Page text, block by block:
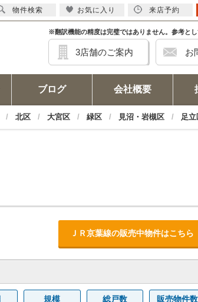
※翻訳機能の精度は完璧ではありません。参考とし
3店舗のご案内 お
ブログ 会社概要
北区 大宮区 緑区 見沼・岩槻区 足立
ＪＲ京葉線の販売中物件はこちら
規模 総戸数 販売物件数
物件検索 お気に入り 来店予約